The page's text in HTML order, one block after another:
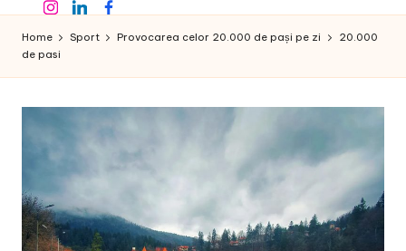
a
b
in
a
C
o
r
creator
de
conținut
de
InstagramLinkedinFacebook
Home Sport Provocarea celor 20.000 de pași pe zi
20.000
de pasi